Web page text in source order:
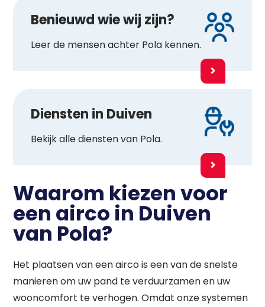
Benieuwd wie wij zijn?
Leer de mensen achter Pola kennen.
Diensten in Duiven
Bekijk alle diensten van Pola.
Waarom kiezen voor
een airco in Duiven
van Pola?
Het plaatsen van een airco is een van de snelste
manieren om uw pand te verduurzamen en uw
wooncomfort te verhogen. Omdat onze systemen